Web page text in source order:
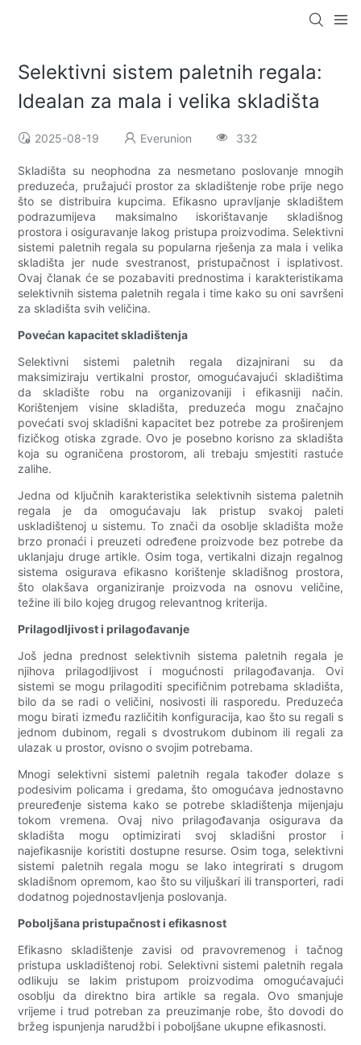
Selektivni sistem paletnih regala:
Idealan za mala i velika skladišta
2025-08-19 Everunion 332
Skladišta su neophodna za nesmetano poslovanje mnogih
preduzeća, pružajući prostor za skladištenje robe prije nego
što se distribuira kupcima. Efikasno upravljanje skladištem
podrazumijeva maksimalno iskorištavanje skladišnog
prostora i osiguravanje lakog pristupa proizvodima. Selektivni
sistemi paletnih regala su popularna rješenja za mala i velika
skladišta jer nude svestranost, pristupačnost i isplativost.
Ovaj članak će se pozabaviti prednostima i karakteristikama
selektivnih sistema paletnih regala i time kako su oni savršeni
za skladišta svih veličina.
Povećan kapacitet skladištenja
Selektivni sistemi paletnih regala dizajnirani su da
maksimiziraju vertikalni prostor, omogućavajući skladištima
da skladište robu na organizovaniji i efikasniji način.
Korištenjem visine skladišta, preduzeća mogu značajno
povećati svoj skladišni kapacitet bez potrebe za proširenjem
fizičkog otiska zgrade. Ovo je posebno korisno za skladišta
koja su ograničena prostorom, ali trebaju smjestiti rastuće
zalihe.
Jedna od ključnih karakteristika selektivnih sistema paletnih
regala je da omogućavaju lak pristup svakoj paleti
uskladištenoj u sistemu. To znači da osoblje skladišta može
brzo pronaći i preuzeti određene proizvode bez potrebe da
uklanjaju druge artikle. Osim toga, vertikalni dizajn regalnog
sistema osigurava efikasno korištenje skladišnog prostora,
što olakšava organiziranje proizvoda na osnovu veličine,
težine ili bilo kojeg drugog relevantnog kriterija.
Prilagodljivost i prilagođavanje
Još jedna prednost selektivnih sistema paletnih regala je
njihova prilagodljivost i mogućnosti prilagođavanja. Ovi
sistemi se mogu prilagoditi specifičnim potrebama skladišta,
bilo da se radi o veličini, nosivosti ili rasporedu. Preduzeća
mogu birati između različitih konfiguracija, kao što su regali s
jednom dubinom, regali s dvostrukom dubinom ili regali za
ulazak u prostor, ovisno o svojim potrebama.
Mnogi selektivni sistemi paletnih regala također dolaze s
podesivim policama i gredama, što omogućava jednostavno
preuređenje sistema kako se potrebe skladištenja mijenjaju
tokom vremena. Ovaj nivo prilagođavanja osigurava da
skladišta mogu optimizirati svoj skladišni prostor i
najefikasnije koristiti dostupne resurse. Osim toga, selektivni
sistemi paletnih regala mogu se lako integrirati s drugom
skladišnom opremom, kao što su viljuškari ili transporteri, radi
dodatnog pojednostavljenja poslovanja.
Poboljšana pristupačnost i efikasnost
Efikasno skladištenje zavisi od pravovremenog i tačnog
pristupa uskladištenoj robi. Selektivni sistemi paletnih regala
odlikuju se lakim pristupom proizvodima omogućavajući
osoblju da direktno bira artikle sa regala. Ovo smanjuje
vrijeme i trud potreban za preuzimanje robe, što dovodi do
bržeg ispunjenja narudžbi i poboljšane ukupne efikasnosti.